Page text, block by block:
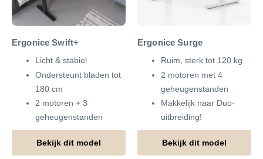
Ergonice Swift+
Licht & stabiel
Ondersteunt bladen tot
180 cm
2 motoren + 3
geheugenstanden
Bekijk dit model
Ergonice Surge
Ruim, sterk tot 120 kg
2 motoren met 4
geheugenstanden
Makkelijk naar Duo-
uitbreiding!
Bekijk dit model